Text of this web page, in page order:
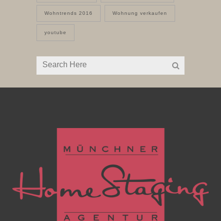
Wohntrends 2016 Wohnung verkaufen
youtube